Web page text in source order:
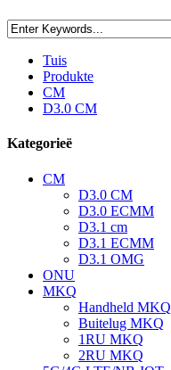
Tuis
Produkte
CM
D3.0 CM
Kategorieë
CM
D3.0 CM
D3.0 ECMM
D3.1 cm
D3.1 ECMM
D3.1 OMG
ONU
MKQ
Handheld MKQ
Buitelug MKQ
1RU MKQ
2RU MKQ